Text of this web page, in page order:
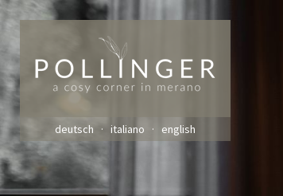
deutsch italiano english